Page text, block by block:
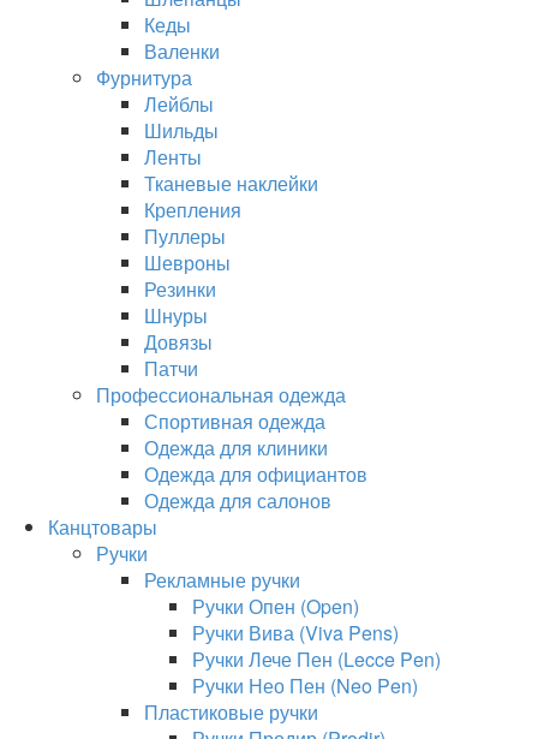
Кеды
Валенки
Фурнитура
Лейблы
Шильды
Ленты
Тканевые наклейки
Крепления
Пуллеры
Шевроны
Резинки
Шнуры
Довязы
Патчи
Профессиональная одежда
Спортивная одежда
Одежда для клиники
Одежда для официантов
Одежда для салонов
Канцтовары
Ручки
Рекламные ручки
Ручки Опен (Open)
Ручки Вива (Viva Pens)
Ручки Лече Пен (Lecce Pen)
Ручки Нео Пен (Neo Pen)
Пластиковые ручки